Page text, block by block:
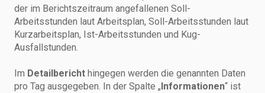
der im Berichtszeitraum angefallenen Soll-
Arbeitsstunden laut Arbeitsplan, Soll-Arbeitsstunden laut
Kurzarbeitsplan, Ist-Arbeitsstunden und Kug-
Ausfallstunden.
Im Detailbericht hingegen werden die genannten Daten
pro Tag ausgegeben. In der Spalte „ Informationen“ ist